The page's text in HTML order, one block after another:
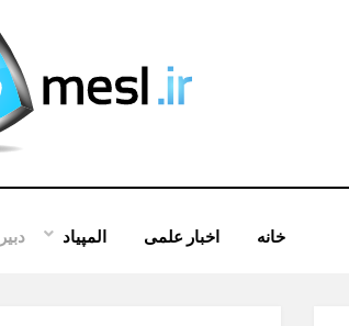
خانه اخبار علمی المپیاد